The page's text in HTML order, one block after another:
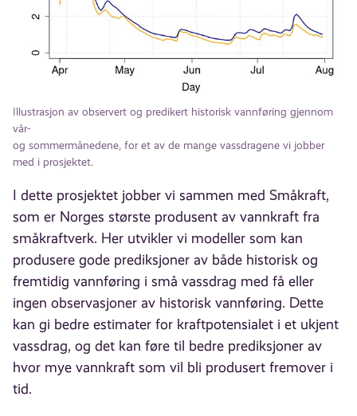
Illustrasjon av observert og predikert historisk vannføring gjennom
vår-
og sommermånedene, for et av de mange vassdragene vi jobber
med i prosjektet.
I dette prosjektet jobber vi sammen med Småkraft,
som er Norges største produsent av vannkraft fra
småkraftverk. Her utvikler vi modeller som kan
produsere gode prediksjoner av både historisk og
fremtidig vannføring i små vassdrag med få eller
ingen observasjoner av historisk vannføring. Dette
kan gi bedre estimater for kraftpotensialet i et ukjent
vassdrag, og det kan føre til bedre prediksjoner av
hvor mye vannkraft som vil bli produsert fremover i
tid.